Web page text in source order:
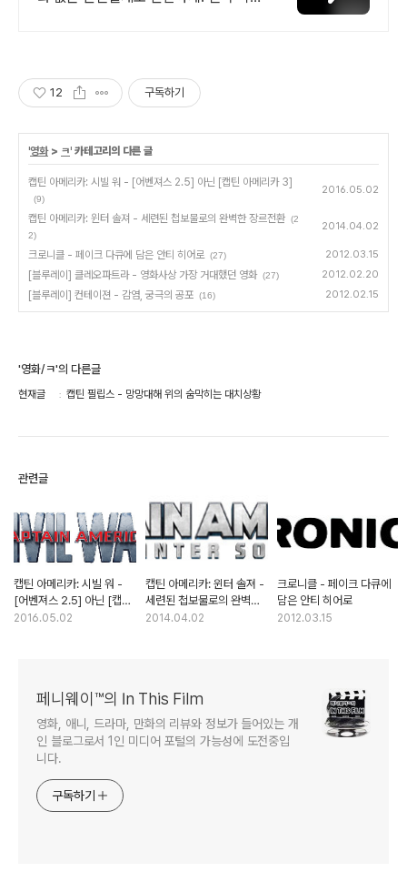
12 구독하기
'영화> ㅋ' 카테고리의 다른 글
캡틴 아메리카: 시빌 워 - [어벤져스 2.5] 아닌 [캡틴 아메리카 3]
(9)
2016.05.02
캡틴 아메리카: 윈터 솔져 - 세련된 첩보물로의 완벽한 장르전환 (2
2)
2014.04.02
크로니클 - 페이크 다큐에 담은 안티 히어로 (27) 2012.03.15
[블루레이] 클레오파트라 - 영화사상 가장 거대했던 영화 (27) 2012.02.20
[블루레이] 컨테이젼 - 감염, 궁극의 공포 (16) 2012.02.15
'영화/ㅋ'의 다른글
현재글 캡틴 필립스 - 망망대해 위의 숨막히는 대치상황
관련글
캡틴 아메리카: 시빌 워 -
[어벤져스 2.5] 아닌 [캡틴
아메리카 3]
2016.05.02
캡틴 아메리카: 윈터 솔져 -
세련된 첩보물로의 완벽한
장르전환
2014.04.02
크로니클 - 페이크 다큐에
담은 안티 히어로
2012.03.15
페니웨이™의 In This Film
영화, 애니, 드라마, 만화의 리뷰와 정보가 들어있는 개
인 블로그로서 1인 미디어 포털의 가능성에 도전중입
니다.
구독하기